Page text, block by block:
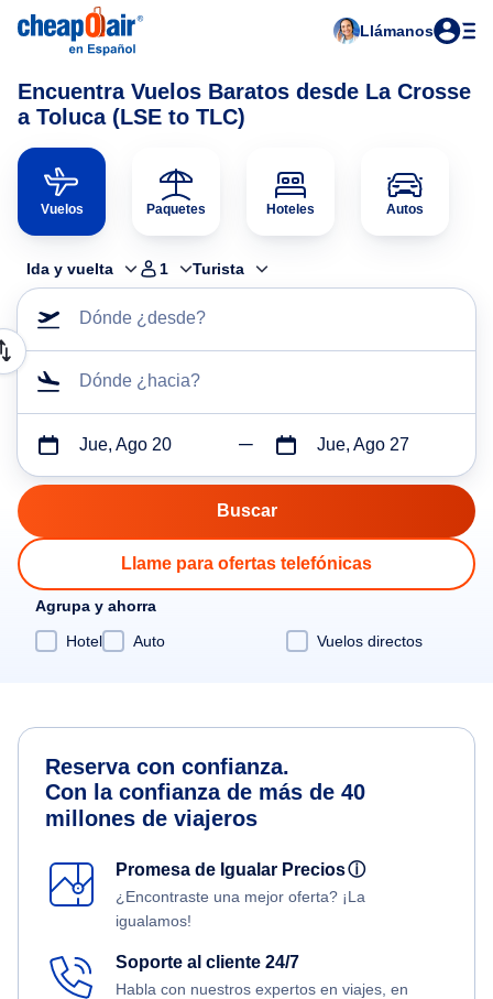
Llámanos
Encuentra Vuelos Baratos desde La Crosse
a Toluca (LSE to TLC)
Vuelos Paquetes Hoteles Autos
Ida y vuelta 1 Turista
Dónde ¿desde?
Dónde ¿hacia?
Jue, Ago 20 Jue, Ago 27
Llame para ofertas telefónicas
Agrupa y ahorra
Hotel
Auto Vuelos directos
Reserva con confianza.
Con la confianza de más de 40
millones de viajeros
Promesa de Igualar Preciosⓘ
¿Encontraste una mejor oferta? ¡La
igualamos!
Soporte al cliente 24/7
Habla con nuestros expertos en viajes, en